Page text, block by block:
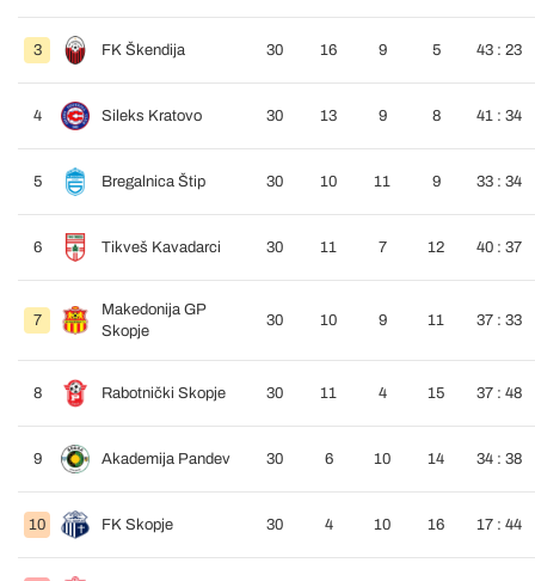
3 FK Škendija 30 16 9 5 43 : 23
4 Sileks Kratovo 30 13 9 8 41 : 34
5 Bregalnica Štip 30 10 11 9 33 : 34
6 Tikveš Kavadarci 30 11 7 12 40 : 37
7
Makedonija GP
Skopje
30 10 9 11 37 : 33
8 Rabotnički Skopje 30 11 4 15 37 : 48
9 Akademija Pandev 30 6 10 14 34 : 38
10 FK Skopje 30 4 10 16 17 : 44